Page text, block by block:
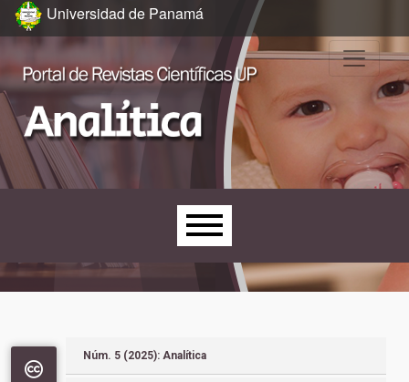
Ir al menú de navegación principal
Ir al contenido principal
Ir al pie de página del sitio
Universidad de Panamá
Menú principal
Núm. 5 (2025): Analítica